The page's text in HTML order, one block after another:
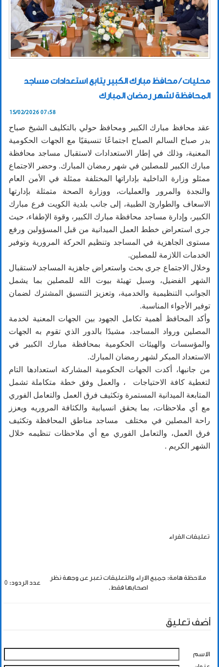
محليات / محافظ مبارك الكبير يتابع استعدادات مساجد
المحافظة لشهر رمضان المبارك
15/02/2026 07:58
عقد محافظ مبارك الكبير ومحافظ حولي بالتكليف الشيخ صباح
بدر صباح السالم الصباح اجتماعًا تنسيقيًا مع الجهات الحكومية
المعنية، وذلك في إطار الاستعدادات لاستقبال مساجد محافظة
مبارك الكبير للمصلين في شهر رمضان المبارك. وحضر الاجتماع
ممثلو وزارة الداخلية بإداراتها المختلفة ممثلة في الأمن العام
والنجدة والمرور والعمليات، ووزارة الصحة متمثلة بإدارتها
الاسعاف والطوارئ الطبية، إلى جانب بلدية الكويت فرع مبارك
الكبير، وإدارة مساجد محافظة مبارك الكبير، وقوة الإطفاء، حيث
جرى استعراض خطط العمل الميدانية من قبل المسؤولين ورفع
مستوى الجاهزية في المساجد وتنظيم الحركة المرورية وتوفير
الخدمات اللازمة للمصلين.
وخلال الاجتماع جرى بحث واستعراض جاهزية المساجد لاستقبال
الشهر الفضيل، وسبل تهيئة بيوت الله للمصلين بما يشمل
الجوانب التنظيمية والخدمية، وتعزيز التنسيق المشترك لضمان
توفير الأجواء المناسبة.
وأكد المحافظ أهمية تكامل الجهود بين الجهات المعنية لخدمة
المصلين ورواد المساجد، مشيدًا بالدور الذي تقوم به الجهات
والمؤسسات والهيئات الحكومية بمحافظة مبارك الكبير في
الاستعداد المبكر لشهر رمضان المبارك.
من جانبها، أكدت الجهات الحكومية المشاركة استعدادها التام
لتغطية كافة الاحتياجات ، والعمل وفق خطة متكاملة تشمل
المتابعة الميدانية المستمرة وتكثيف فرق العمل والتعامل الفوري
مع أي ملاحظات، بما يحقق انسيابية والكثافة المروريه ويعزز
راحة المصلين في مختلف مساجد مناطق المحافظة وتكثيف
فرق العمل، والتعامل الفوري مع أي ملاحظات تنظيمه خلال
الشهر الكريم .
تعليقات القراء
ملاحظة هامة: جميع الاراء والتعليقات تعبر عن وجهة نظر
اصحابها فقط.
عدد الردود: 0
أضف تعليق
الاسم